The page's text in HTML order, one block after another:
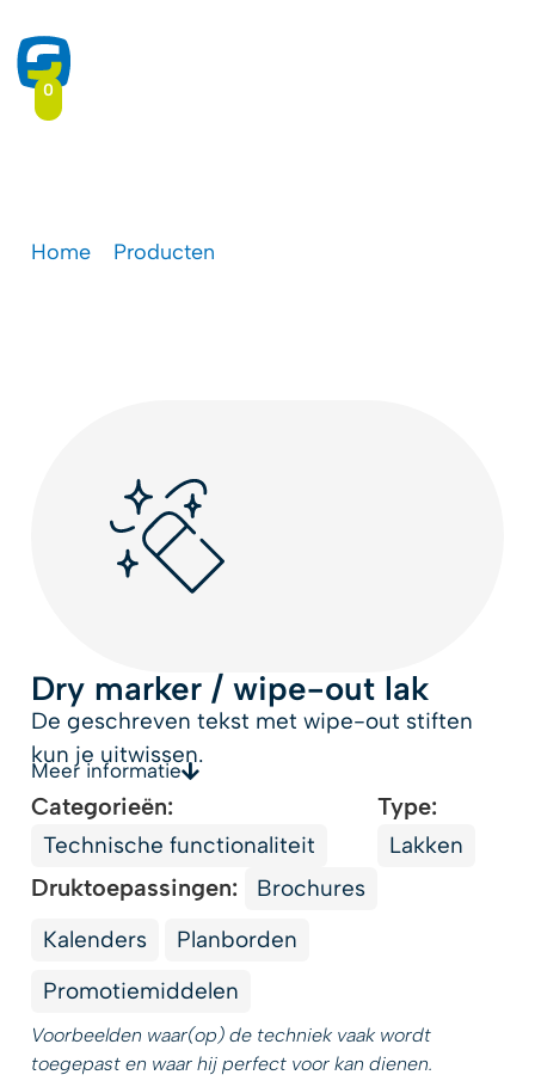
0
Home- Producten
Dry marker / wipe-out lak
De geschreven tekst met wipe-out stiften
kun je uitwissen.
Meer informatie
Categorieën:
Technische functionaliteit
Type:
Lakken
Druktoepassingen:
Brochures
Kalenders
Planborden
Promotiemiddelen
Voorbeelden waar(op) de techniek vaak wordt
toegepast en waar hij perfect voor kan dienen.